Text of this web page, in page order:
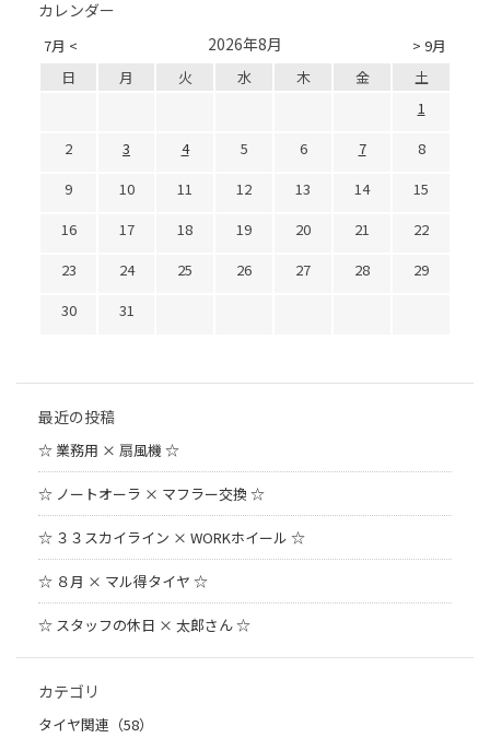
カレンダー
7月 < > 9月
2026年8月
日 月 火 水 木 金
土
1
2
3 4 5 6 7
8
9
10 11 12 13 14
15
16
17 18 19 20 21
22
23
24 25 26 27 28
29
30
31
最近の投稿
☆ 業務用 × 扇風機 ☆
☆ ノートオーラ × マフラー交換 ☆
☆ ３３スカイライン × WORKホイール ☆
☆ ８月 × マル得タイヤ ☆
☆ スタッフの休日 × 太郎さん ☆
カテゴリ
タイヤ関連（58）